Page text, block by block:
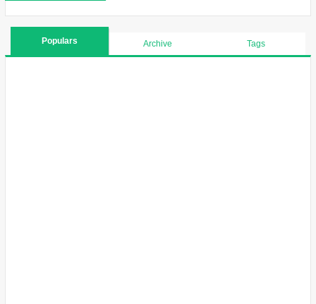
Populars Archive Tags